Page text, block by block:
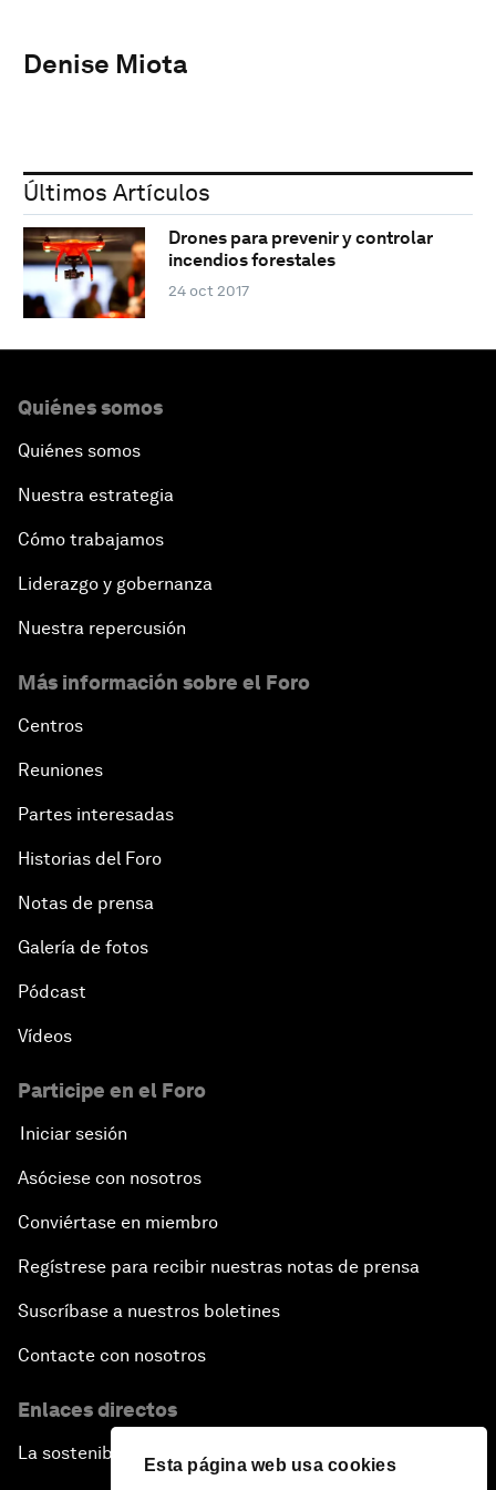
Esta página web usa cookies
Denise Miota
Últimos Artículos
Drones para prevenir y controlar
incendios forestales
24 oct 2017
Quiénes somos
Quiénes somos
Nuestra estrategia
Cómo trabajamos
Liderazgo y gobernanza
Nuestra repercusión
Más información sobre el Foro
Centros
Reuniones
Partes interesadas
Historias del Foro
Notas de prensa
Galería de fotos
Pódcast
Vídeos
Participe en el Foro
Iniciar sesión
Asóciese con nosotros
Conviértase en miembro
Regístrese para recibir nuestras notas de prensa
Suscríbase a nuestros boletines
Contacte con nosotros
Enlaces directos
La sostenibilidad en el Foro